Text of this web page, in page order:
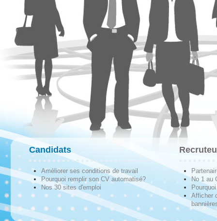
Candidats
Améliorer ses conditions de travail
Pourquoi remplir son CV automatisé?
Nos 30 sites d'emploi
No 1 au
Afficher